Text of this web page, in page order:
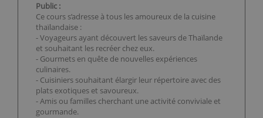
Public :
Ce cours s’adresse à tous les amoureux de la cuisine
thaïlandaise :
- Voyageurs ayant découvert les saveurs de Thaïlande
et souhaitant les recréer chez eux.
- Gourmets en quête de nouvelles expériences
culinaires.
- Cuisiniers souhaitant élargir leur répertoire avec des
plats exotiques et savoureux.
- Amis ou familles cherchant une activité conviviale et
gourmande.